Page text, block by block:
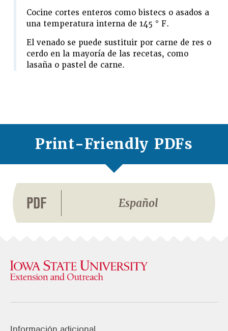
Cocine cortes enteros como bistecs o asados a
una temperatura interna de 145 ° F.
El venado se puede sustituir por carne de res o
cerdo en la mayoría de las recetas, como
lasaña o pastel de carne.
Print-Friendly PDFs
PDF Español